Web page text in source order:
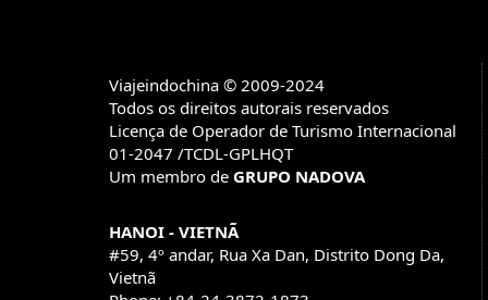
Viajeindochina © 2009-2024
Todos os direitos autorais reservados
Licença de Operador de Turismo Internacional
01-2047 /TCDL-GPLHQT
Um membro de GRUPO NADOVA
HANOI - VIETNÃ
#59, 4º andar, Rua Xa Dan, Distrito Dong Da,
Vietnã